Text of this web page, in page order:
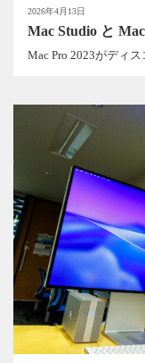
2026年4月13日
Mac Studio と
Mac Pro 2023がディス